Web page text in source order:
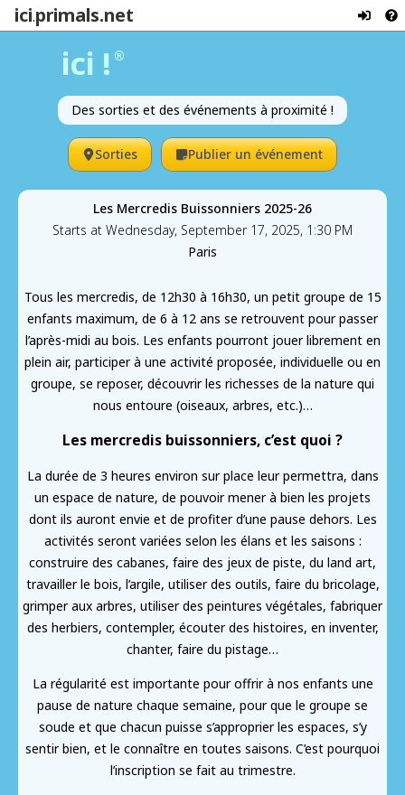
ici.primals.net
ici ! ®
Des sorties et des événements à proximité !
Sorties Publier un événement
Les Mercredis Buissonniers 2025-26
Starts at Wednesday, September 17, 2025, 1:30 PM
Paris
Tous les mercredis, de 12h30 à 16h30, un petit groupe de 15
enfants maximum, de 6 à 12 ans se retrouvent pour passer
l’après-midi au bois. Les enfants pourront jouer librement en
plein air, participer à une activité proposée, individuelle ou en
groupe, se reposer, découvrir les richesses de la nature qui
nous entoure (oiseaux, arbres, etc.)…
Les mercredis buissonniers, c’est quoi ?
La durée de 3 heures environ sur place leur permettra, dans
un espace de nature, de pouvoir mener à bien les projets
dont ils auront envie et de profiter d’une pause dehors. Les
activités seront variées selon les élans et les saisons :
construire des cabanes, faire des jeux de piste, du land art,
travailler le bois, l’argile, utiliser des outils, faire du bricolage,
grimper aux arbres, utiliser des peintures végétales, fabriquer
des herbiers, contempler, écouter des histoires, en inventer,
chanter, faire du pistage…
La régularité est importante pour offrir à nos enfants une
pause de nature chaque semaine, pour que le groupe se
soude et que chacun puisse s’approprier les espaces, s’y
sentir bien, et le connaître en toutes saisons. C’est pourquoi
l’inscription se fait au trimestre.